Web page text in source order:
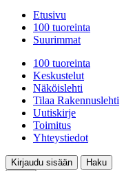
Etusivu
100 tuoreinta
Suurimmat
100 tuoreinta
Keskustelut
Näköislehti
Tilaa Rakennuslehti
Uutiskirje
Toimitus
Yhteystiedot
Kirjaudu sisään
Haku